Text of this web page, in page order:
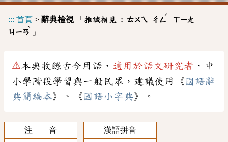
::: 首頁 > 辭典檢視「 推誠相見 : ㄊㄨㄟ ㄔㄥ
ˊ
ㄒㄧㄤ
ㄐㄧㄢ
ˋ
」
⚠本典收錄古今用語， 適用於語文研究者 ，中
小學階段學習與一般民眾，建議使用《 國語辭
典簡編本》、《 國語小字典》。
注 音
漢語拼音